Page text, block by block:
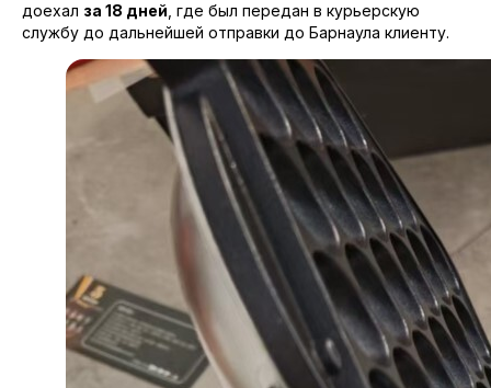
доехал за 18 дней , где был передан в курьерскую
службу до дальнейшей отправки до Барнаула клиенту.